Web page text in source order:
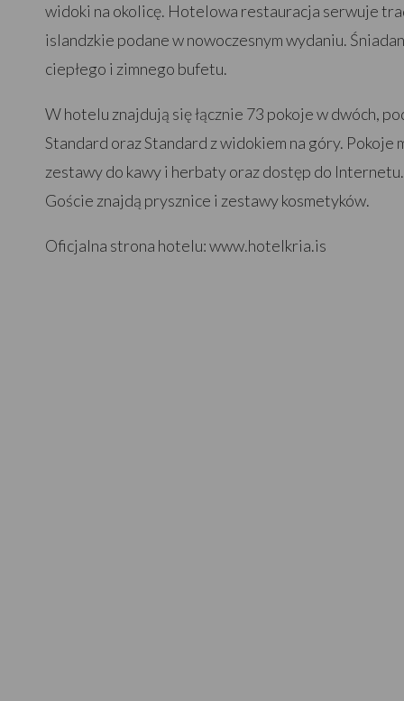
widoki na okolicę. Hotelowa restauracja serwuje
islandzkie podane w nowoczesnym wydaniu.
ciepłego i zimnego bufetu.
W hotelu znajdują się łącznie 73 pokoje w dwóch,
Standard oraz Standard z widokiem na góry. Pokoje
zestawy do kawy i herbaty oraz dostęp do
Goście znajdą prysznice i zestawy kosmetyków.
Oficjalna strona hotelu: www.hotelkria.is